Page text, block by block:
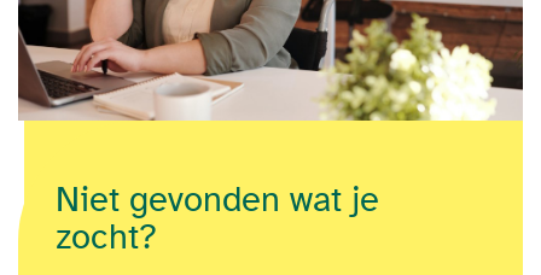
Niet gevonden wat je
zocht?